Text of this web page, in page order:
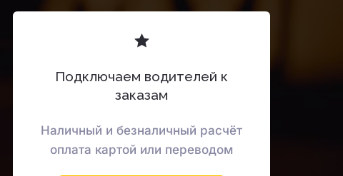
Подключаем водителей к
заказам
Наличный и безналичный расчёт
оплата картой или переводом